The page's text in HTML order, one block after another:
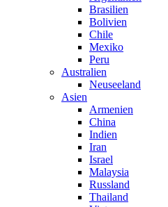
Brasilien
Bolivien
Chile
Mexiko
Peru
Australien
Neuseeland
Asien
Armenien
China
Indien
Iran
Israel
Malaysia
Russland
Thailand